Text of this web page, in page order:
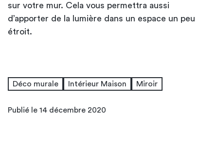
sur votre mur. Cela vous permettra aussi
d’apporter de la lumière dans un espace un peu
étroit.
Déco murale Intérieur Maison Miroir
Publié le 14 décembre 2020